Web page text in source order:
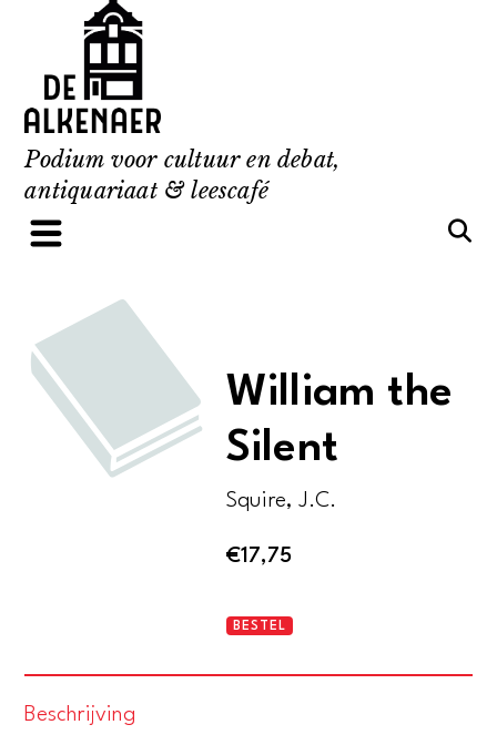
content
Podium voor cultuur en debat,
antiquariaat & leescafé
William the
Silent
Squire, J.C.
€17,75
William
BESTEL
Beschrijving